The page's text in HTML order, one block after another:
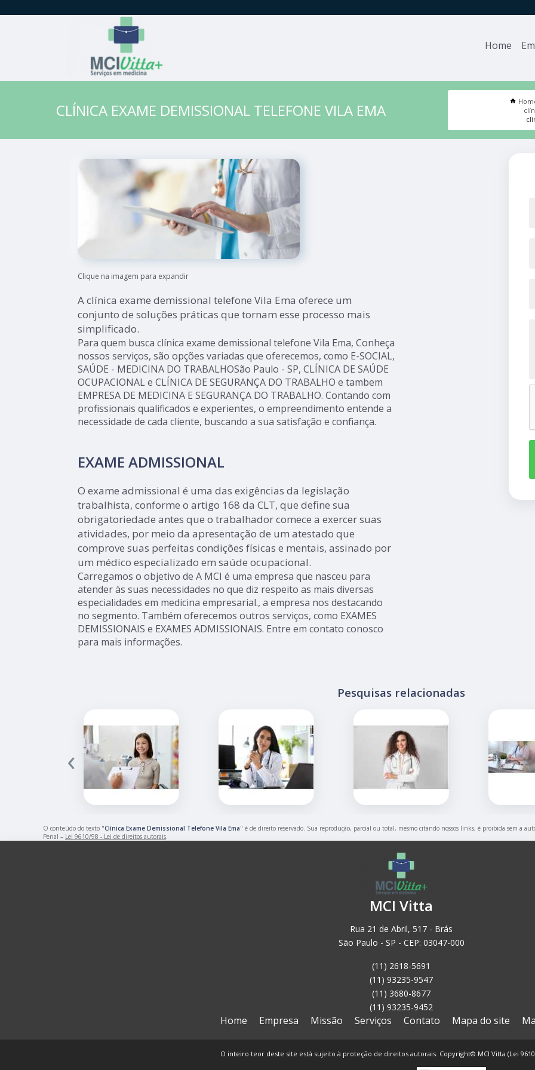
Home
CLÍNICA EXAME DEMISSIONAL TELEFONE VILA EMA
Clique na imagem para expandir
A clínica exame demissional telefone Vila Ema oferece um
conjunto de soluções práticas que tornam esse processo mais
simplificado.
Para quem busca clínica exame demissional telefone Vila Ema, Conheça
nossos serviços, são opções variadas que oferecemos, como E-SOCIAL,
SAÚDE - MEDICINA DO TRABALHOSão Paulo - SP, CLÍNICA DE SAÚDE
OCUPACIONAL e CLÍNICA DE SEGURANÇA DO TRABALHO e tambem
EMPRESA DE MEDICINA E SEGURANÇA DO TRABALHO. Contando com
profissionais qualificados e experientes, o empreendimento entende a
necessidade de cada cliente, buscando a sua satisfação e confiança.
EXAME ADMISSIONAL
O exame admissional é uma das exigências da legislação
trabalhista, conforme o artigo 168 da CLT, que define sua
obrigatoriedade antes que o trabalhador comece a exercer suas
atividades, por meio da apresentação de um atestado que
comprove suas perfeitas condições físicas e mentais, assinado por
um médico especializado em saúde ocupacional.
Carregamos o objetivo de A MCI é uma empresa que nasceu para
atender às suas necessidades no que diz respeito as mais diversas
especialidades em medicina empresarial., a empresa nos destacando
no segmento. Também oferecemos outros serviços, como EXAMES
DEMISSIONAIS e EXAMES ADMISSIONAIS. Entre em contato conosco
para mais informações.
Pesquisas relacionadas
‹
O conteúdo do texto "Clínica Exame Demissional Telefone Vila Ema" é de direito reservado. Sua reprodução, parcial ou total, mesmo citando nossos links, é proibida sem a
Penal – Lei 9610/98 - Lei de direitos autorais.
MCI Vitta
Rua 21 de Abril, 517 - Brás
São Paulo - SP - CEP: 03047-000
(11) 2618-5691
(11) 93235-9547
(11) 3680-8677
(11) 93235-9452
Home Empresa Missão Serviços Contato Mapa do site
O inteiro teor deste site está sujeito à proteção de direitos autorais. Copyright© MCI Vitta (Lei 9610